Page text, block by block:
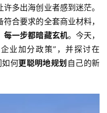
多出海创业者感到迷茫。
合要求的全套商业材料，
每一步都暗藏玄机。今天，
业加分政策”，并探讨在
何更聪明地规划 自己的新